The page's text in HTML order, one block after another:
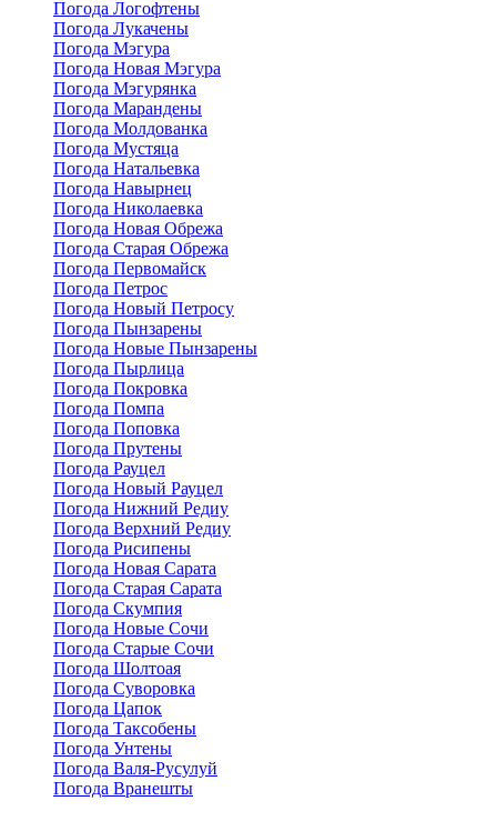
Погода Логофтены
Погода Лукачены
Погода Мэгура
Погода Новая Мэгура
Погода Мэгурянка
Погода Марандены
Погода Молдованка
Погода Мустяца
Погода Натальевка
Погода Навырнец
Погода Николаевка
Погода Новая Обрежа
Погода Старая Обрежа
Погода Первомайск
Погода Петрос
Погода Новый Петросу
Погода Пынзарены
Погода Новые Пынзарены
Погода Пырлица
Погода Покровка
Погода Помпа
Погода Поповка
Погода Прутены
Погода Рауцел
Погода Новый Рауцел
Погода Нижний Редиу
Погода Верхний Редиу
Погода Рисипены
Погода Новая Сарата
Погода Старая Сарата
Погода Скумпия
Погода Новые Сочи
Погода Старые Сочи
Погода Шолтоая
Погода Суворовка
Погода Цапок
Погода Таксобены
Погода Унтены
Погода Валя-Русулуй
Погода Вранешты